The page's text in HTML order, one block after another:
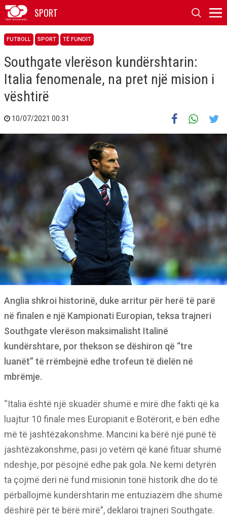
SPORT
FUTBOLL SPORT TË FUNDIT
Southgate vlerëson kundërshtarin:
Italia fenomenale, na pret një mision i
vështirë
10/07/2021 00:31
Anglia shkroi historinë, duke arritur për herë të parë
në finalen e një Kampionati Europian, teksa trajneri
Southgate vlerëson maksimalisht Italinë
kundërshtare, por thekson se dëshiron që “tre
luanët” të rrëmbejnë edhe trofeun të dielën në
mbrëmje.
“Italia është një skuadër shumë e mirë dhe fakti që ka
luajtur 10 finale mes Europianit e Botërorit, e bën edhe
më të jashtëzakonshme. Mancini ka bërë një punë të
jashtëzakonshme, pasi jo vetëm që kanë fituar shumë
ndeshje, por pësojnë edhe pak gola. Ne kemi detyrën
ta çojmë deri në fund misionin tonë historik dhe do të
përballojmë kundërshtarin me entuziazëm dhe shumë
dëshirë për të bërë mirë”, deklaroi trajneri Southgate.